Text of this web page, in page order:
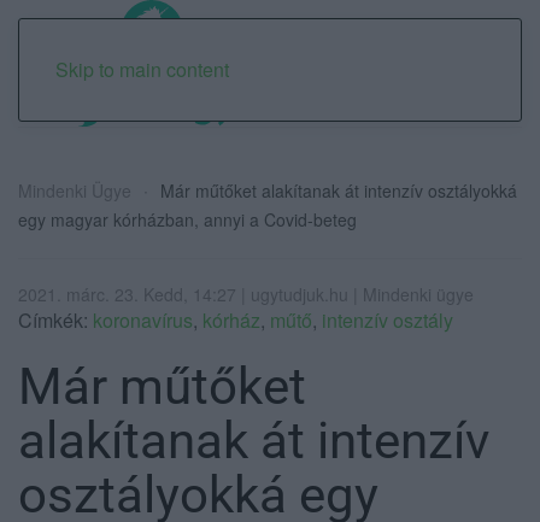
Skip to main content
Mindenki Ügye
Már műtőket alakítanak át intenzív osztályokká
egy magyar kórházban, annyi a Covid-beteg
2021. márc. 23. Kedd, 14:27 | ugytudjuk.hu | Mindenki ügye
Címkék: koronavírus, kórház, műtő, intenzív osztály
Már műtőket
alakítanak át intenzív
osztályokká egy